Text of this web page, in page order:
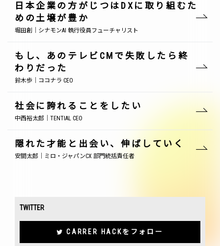
日本企業の方がじつはDXに取り組むた
めの土壌が豊か
堀田創｜シナモンAI 執行役員フューチャリスト
もし、あのテレビCMで失敗したら終
わりだった
鈴木歩｜ココナラ CEO
社会に誇れることをしたい
中西裕太郎｜TENTIAL CEO
隠れた才能と出会い、伸ばしていく
安間太郎｜ミロ・ジャパンCX 部門統括責任者
TWITTER
CARRER HACKをフォロー